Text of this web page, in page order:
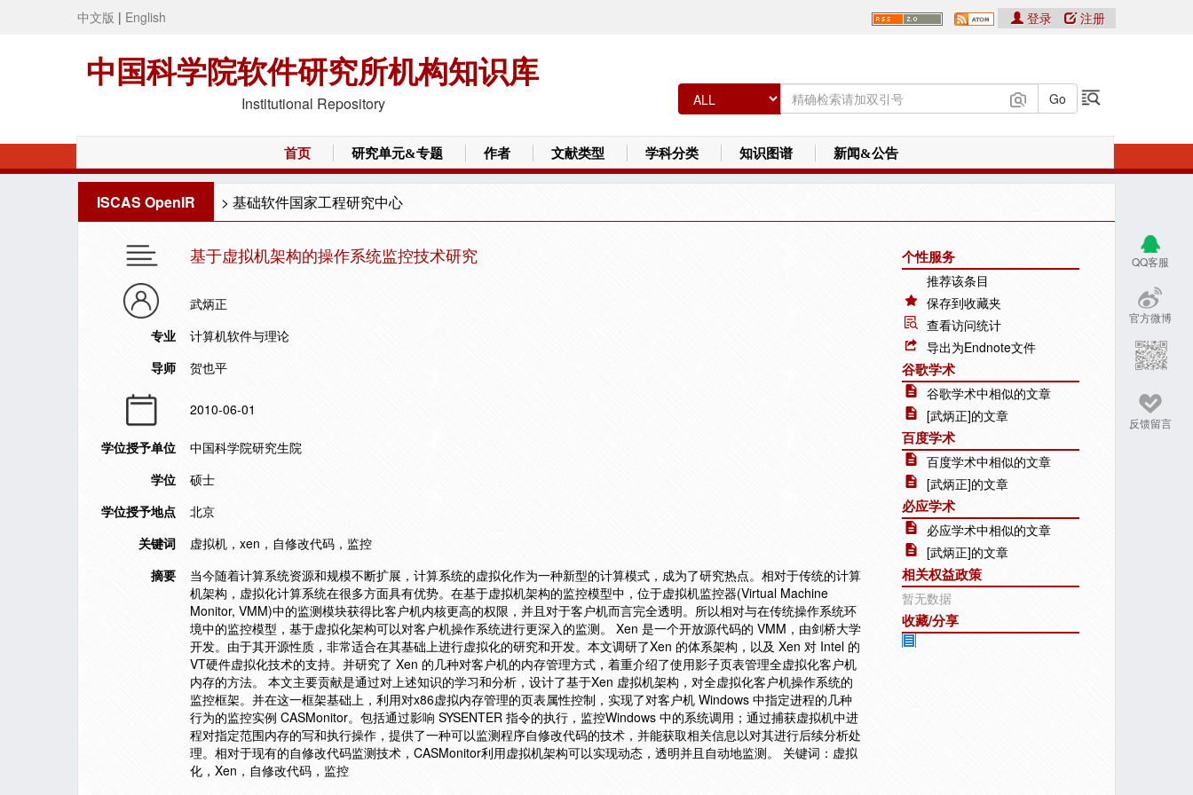
中文版 | English
中国科学院软件研究所机构知识库
Institutional Repository
登录 注册
首页 研究单元&专题 作者 文献类型 学科分类 知识图谱 新闻&公告
ISCAS OpenIR > 基础软件国家工程研究中心
QQ客服
官方微博
反馈留言
基于虚拟机架构的操作系统监控技术研究
武炳正
专业
计算机软件与理论
导师
贺也平
2010-06-01
学位授予单位
中国科学院研究生院
学位
硕士
学位授予地点
北京
关键词
虚拟机，xen，自修改代码，监控
摘要
当今随着计算系统资源和规模不断扩展，计算系统的虚拟化作为一种新型的计算模式，成为了研究热点。相对于传统的计算
机架构，虚拟化计算系统在很多方面具有优势。在基于虚拟机架构的监控模型中，位于虚拟机监控器(Virtual Machine
Monitor, VMM)中的监测模块获得比客户机内核更高的权限，并且对于客户机而言完全透明。所以相对与在传统操作系统环
境中的监控模型，基于虚拟化架构可以对客户机操作系统进行更深入的监测。 Xen 是一个开放源代码的 VMM，由剑桥大学
开发。由于其开源性质，非常适合在其基础上进行虚拟化的研究和开发。本文调研了Xen 的体系架构，以及 Xen 对 Intel 的
VT硬件虚拟化技术的支持。并研究了 Xen 的几种对客户机的内存管理方式，着重介绍了使用影子页表管理全虚拟化客户机
内存的方法。 本文主要贡献是通过对上述知识的学习和分析，设计了基于Xen 虚拟机架构，对全虚拟化客户机操作系统的
监控框架。并在这一框架基础上，利用对x86虚拟内存管理的页表属性控制，实现了对客户机 Windows 中指定进程的几种
行为的监控实例 CASMonitor。包括通过影响 SYSENTER 指令的执行，监控Windows 中的系统调用；通过捕获虚拟机中进
程对指定范围内存的写和执行操作，提供了一种可以监测程序自修改代码的技术，并能获取相关信息以对其进行后续分析处
理。相对于现有的自修改代码监测技术，CASMonitor利用虚拟机架构可以实现动态，透明并且自动地监测。 关键词：虚拟
化，Xen，自修改代码，监控
个性服务
推荐该条目
保存到收藏夹
查看访问统计
导出为Endnote文件
谷歌学术
谷歌学术中相似的文章
[武炳正]的文章
百度学术
百度学术中相似的文章
[武炳正]的文章
必应学术
必应学术中相似的文章
[武炳正]的文章
相关权益政策
暂无数据
收藏/分享